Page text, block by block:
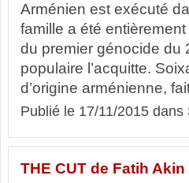
Arménien est exécuté
famille a été
du premier génocide du
populaire l’acquitte.
d’origine arménienne,
Publié le 17/11/2015 dans
THE CUT de Fatih Akin